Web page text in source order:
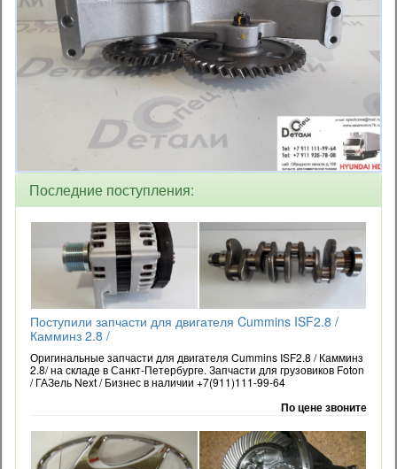
Последние поступления:
Поступили запчасти для двигателя Cummins ISF2.8 /
Камминз 2.8 /
Оригинальные запчасти для двигателя Cummins ISF2.8 / Камминз
2.8/ на складе в Санкт-Петербурге. Запчасти для грузовиков Foton
/ ГАЗель Next / Бизнес в наличии +7(911)111-99-64
По цене звоните